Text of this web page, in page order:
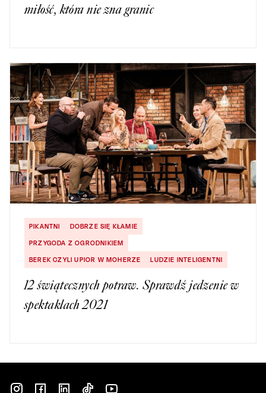
miłość, która nie zna granic
PIKANTNI
DOBRZE SIĘ KŁAMIE
PRZYGODA Z OGRODNIKIEM
BEREK CZYLI UPIOR W MOHERZE
LUDZIE INTELIGENTNI
12 świątecznych potraw. Sprawdź jedzenie w
spektaklach 2021